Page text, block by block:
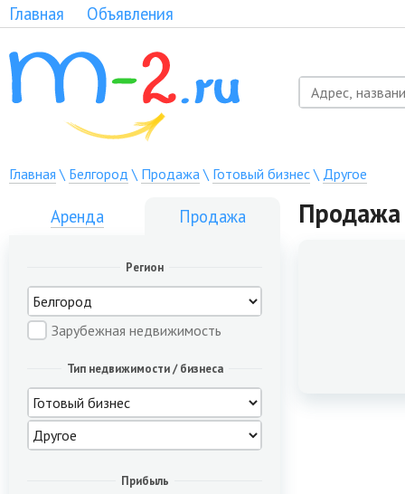
Главная Объявления
Главная \ Белгород \ Продажа\ Готовый бизнес\ Другое
Аренда Продажа
Регион
Зарубежная недвижимость
Тип недвижимости / бизнеса
Прибыль
Продажа